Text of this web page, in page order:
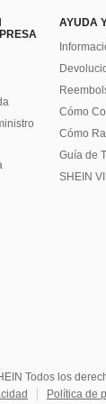
AYUDA
Cómo
Cómo
Guía de
SHEIN
Todos los
Política de